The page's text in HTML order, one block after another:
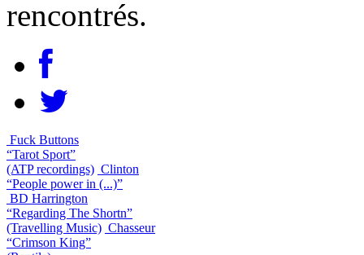
rencontrés.
Fuck Buttons
“Tarot Sport”
(ATP recordings) Clinton
“People power in (...)”
BD Harrington
“Regarding The Shortn”
(Travelling Music) Chasseur
“Crimson King”